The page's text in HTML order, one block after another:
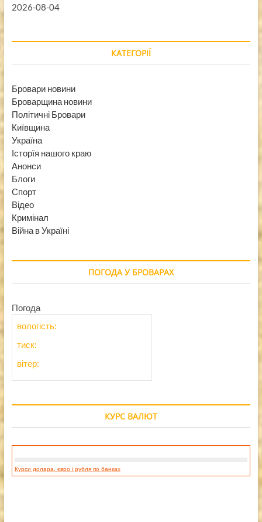
2026-08-04
КАТЕГОРІЇ
Бровари новини
Броварщина новини
Політичні Бровари
Київщина
Україна
Історїя нашого краю
Анонси
Блоги
Спорт
Відео
Кримінал
Війна в Україні
ПОГОДА У БРОВАРАХ
Погода
вологість:
тиск:
вітер:
КУРС ВАЛЮТ
Курси долара, євро і рубля по банках